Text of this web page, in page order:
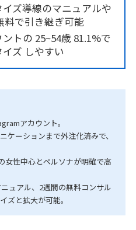
イズ導線のマニュアルや
料で引き継ぎ可能
ントの 25~54歳 81.1%で
ズ しやすい
アカウント。
ケーションまで外注化済みで、
女性中心とペルソナが明確で高
ュアル、2週間の無料コンサル
ズと拡大が可能。